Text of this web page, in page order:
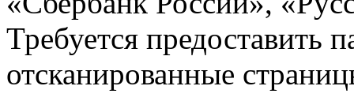
Требуется предоставить
отсканированные